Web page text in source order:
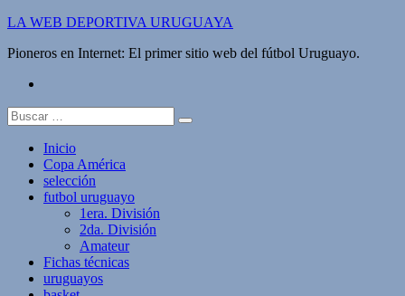
Saltar
contenido
LA WEB DEPORTIVA URUGUAYA
Pioneros en Internet: El primer sitio web del fútbol Uruguayo.
Buscar:
Inicio
Copa América
selección
futbol uruguayo
1era. División
2da. División
Amateur
Fichas técnicas
uruguayos